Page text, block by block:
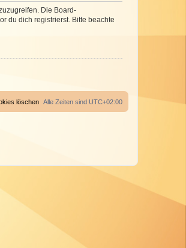
Die Board-
du dich registrierst. Bitte beachte
Alle Zeiten sind UTC+02:00
löschen